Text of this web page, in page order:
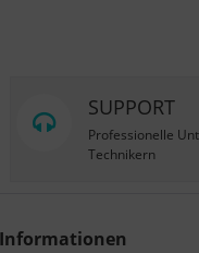
SUPPORT
Professionelle
Technikern
Informationen